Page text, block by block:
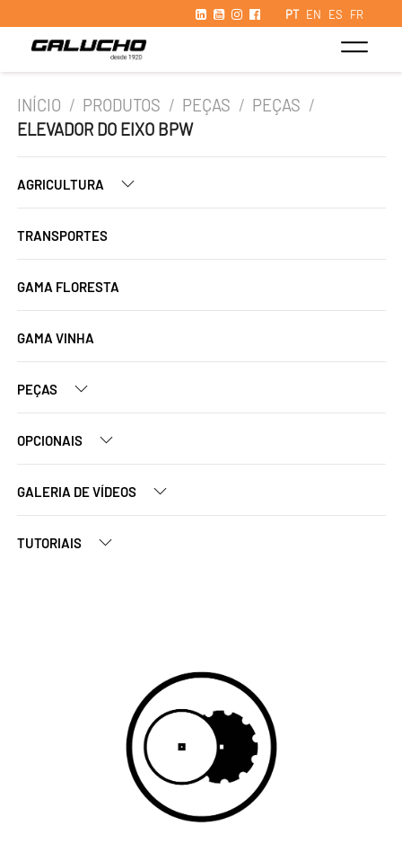
PT EN ES FR
INÍCIO / PRODUTOS / PEÇAS / PEÇAS /
ELEVADOR DO EIXO BPW
AGRICULTURA
TRANSPORTES
GAMA FLORESTA
GAMA VINHA
PEÇAS
OPCIONAIS
GALERIA DE VÍDEOS
TUTORIAIS